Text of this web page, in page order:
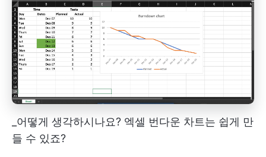
_어떻게 생각하시나요? 엑셀 번다운 차트는 쉽게 만
들 수 있죠?